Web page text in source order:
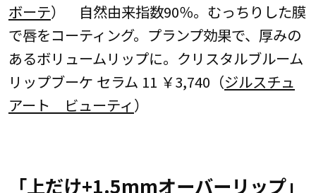
ボーテ） 自然由来指数90％。むっちりした膜
で唇をコーティング。プランプ効果で、厚みの
あるボリュームリップに。クリスタルブルーム
リップブーケ セラム 11 ￥3,740（ジルスチュ
アート ビューティ）
「上だけ+1.5mmオーバーリップ」